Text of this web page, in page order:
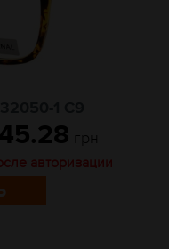
грн
авторизации